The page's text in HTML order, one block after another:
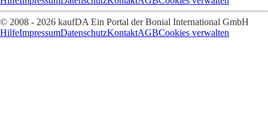
© 2008 - 2026 kaufDA Ein Portal der Bonial International GmbH
HilfeImpressumDatenschutzKontaktAGBCookies verwalten